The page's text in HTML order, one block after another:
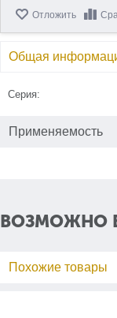
Отложить
Общая
Серия:
Применяемость
ВОЗМОЖНО
Похожие товары